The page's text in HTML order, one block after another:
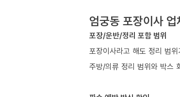
엄궁동 포장이사
포장/운반/정리 포함 범위
포장이사라고 해도 정리 범
주방/의류 정리 범위와 박스